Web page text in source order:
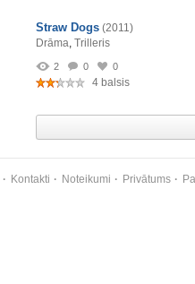
Straw Dogs (2011)
Drāma, Trilleris
2 0 0
4 balsis
Kontakti Noteikumi Privātums